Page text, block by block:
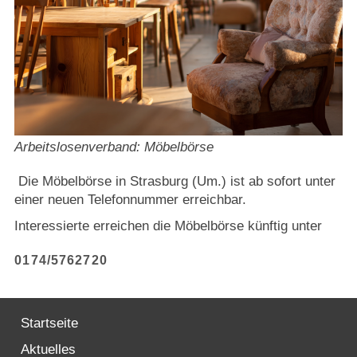
Strasburger Ehrenamtspreis „SBG“
Welcome to Strasburg (Uckermark)
Ласкаво просимо до Штрасбурга (Уккермарк)
مرحبًا بكم في شتراسبورغ (أوكرمارك)
Bine ați venit în Strasburg (Uckermark)
Online-Bewerbungen
Sprache/Language
Arbeitslosenverband: Möbelbörse
Die Möbelbörse in Strasburg (Um.) ist ab sofort unter
einer neuen Telefonnummer erreichbar.
Interessierte erreichen die Möbelbörse künftig unter
0174/5762720
Startseite
Aktuelles